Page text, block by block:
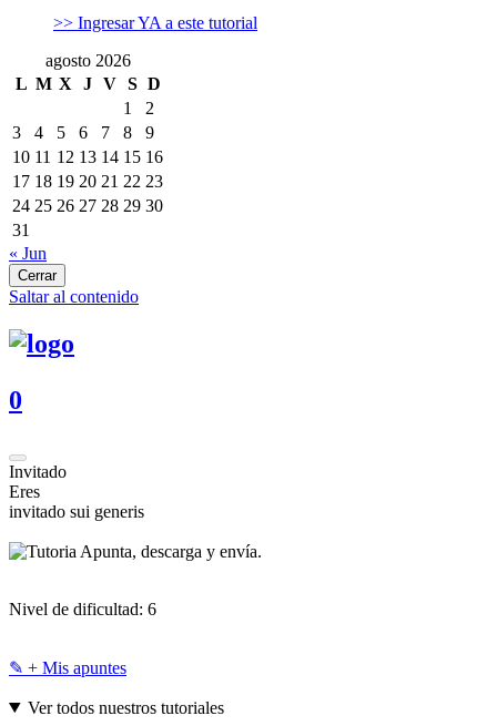
>> Ingresar YA a este tutorial
agosto 2026
L M X J V S D
1
2
3
4 5 6 7 8
9
10 11 12 13 14 15 16
17 18 19 20 21 22 23
24 25 26 27 28 29 30
31
« Jun
Cerrar
Saltar al contenido
0
Invitado
Eres
invitado sui generis
Apunta, descarga y envía.
Nivel de dificultad: 6
✎ + Mis apuntes
Ver todos nuestros tutoriales